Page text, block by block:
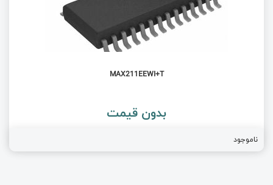
MAX211EEWI+T
بدون قیمت
ناموجود